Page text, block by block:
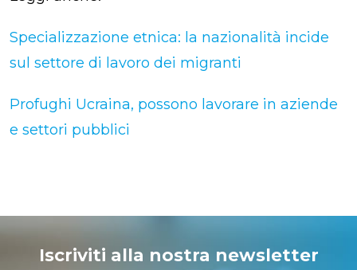
Specializzazione etnica: la nazionalità incide
sul settore di lavoro dei migranti
Profughi Ucraina, possono lavorare in aziende
e settori pubblici
Iscriviti alla nostra newsletter